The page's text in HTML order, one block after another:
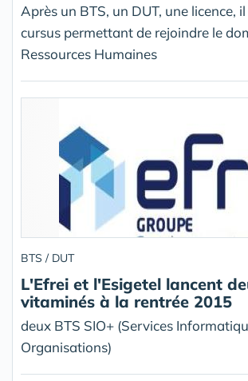
Après un BTS, un DUT, une licence,
cursus permettant de rejoindre le
Ressources Humaines
BTS / DUT
L'Efrei et l'Esigetel lancent
vitaminés à la rentrée 2015
deux BTS SIO+ (Services
Organisations)